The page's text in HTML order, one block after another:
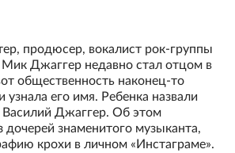
продюсер, вокалист рок-группы
Мик Джаггер недавно стал отцом в
общественность наконец-то
его имя. Ребенка назвали
Джаггер. Об этом
знаменитого музыканта,
крохи в личном «Инстаграме».